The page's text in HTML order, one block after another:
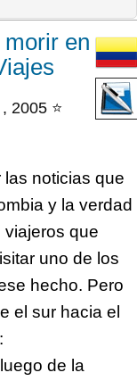
en
2005 ⭐
noticias que
y la verdad
que
uno de los
hecho. Pero
el sur hacia el
de la